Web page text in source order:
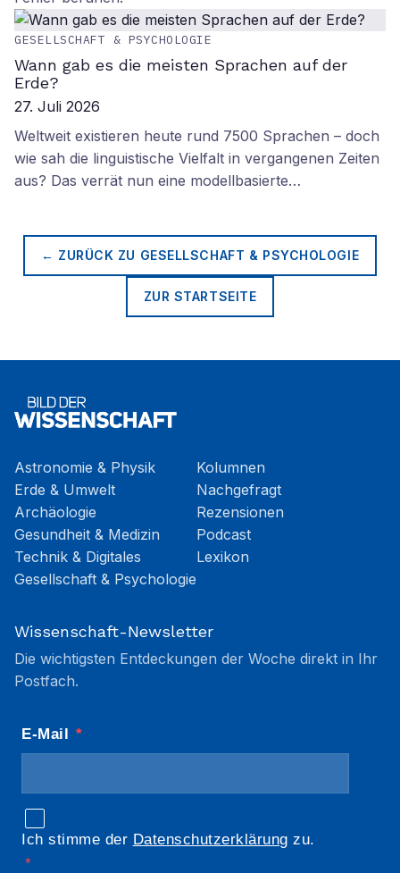
GESELLSCHAFT & PSYCHOLOGIE
Wann gab es die meisten Sprachen auf der
Erde?
27. Juli 2026
Weltweit existieren heute rund 7500 Sprachen – doch
wie sah die linguistische Vielfalt in vergangenen Zeiten
aus? Das verrät nun eine modellbasierte…
← ZURÜCK ZU GESELLSCHAFT & PSYCHOLOGIE
ZUR STARTSEITE
Astronomie & Physik
Erde & Umwelt
Archäologie
Gesundheit & Medizin
Technik & Digitales
Gesellschaft & Psychologie
Kolumnen
Nachgefragt
Rezensionen
Podcast
Lexikon
Wissenschaft-Newsletter
Die wichtigsten Entdeckungen der Woche direkt in Ihr
Postfach.